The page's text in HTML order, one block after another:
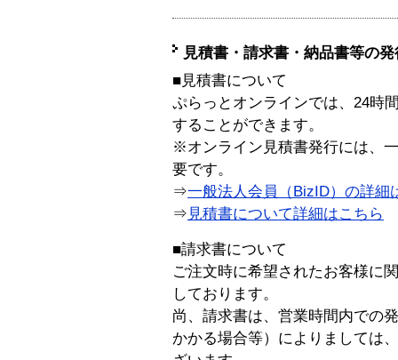
見積書・請求書・納品書等の
■見積書について
ぷらっとオンラインでは、24時
することができます。
※オンライン見積書発行には、
要です。
⇒一般法人会員（BizID）の詳細
⇒ 見積書について詳細はこちら
■請求書について
ご注文時に希望されたお客様に
しております。
尚、請求書は、営業時間内での
かかる場合等）によりましては